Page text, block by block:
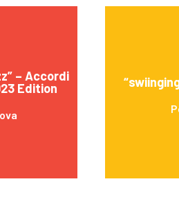
– Accordi
Edition